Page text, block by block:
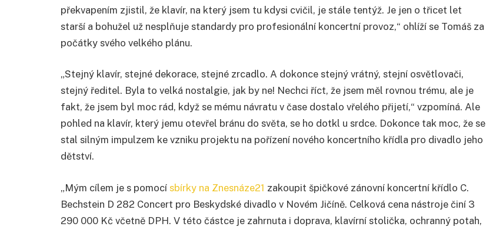
překvapením zjistil, že klavír, na který jsem tu kdysi cvičil, je stále tentýž. Je jen o třicet let
starší a bohužel už nesplňuje standardy pro profesionální koncertní provoz,“ ohlíží se Tomáš za
počátky svého velkého plánu.
„Stejný klavír, stejné dekorace, stejné zrcadlo. A dokonce stejný vrátný, stejní osvětlovači,
stejný ředitel. Byla to velká nostalgie, jak by ne! Nechci říct, že jsem měl rovnou trému, ale je
fakt, že jsem byl moc rád, když se mému návratu v čase dostalo vřelého přijetí,“ vzpomíná. Ale
pohled na klavír, který jemu otevřel bránu do světa, se ho dotkl u srdce. Dokonce tak moc, že se
stal silným impulzem ke vzniku projektu na pořízení nového koncertního křídla pro divadlo jeho
dětství.
„Mým cílem je s pomocí sbírky na Znesnáze21 zakoupit špičkové zánovní koncertní křídlo C.
Bechstein D 282 Concert pro Beskydské divadlo v Novém Jičíně. Celková cena nástroje činí 3
290 000 Kč včetně DPH. V této částce je zahrnuta i doprava, klavírní stolička, ochranný potah,